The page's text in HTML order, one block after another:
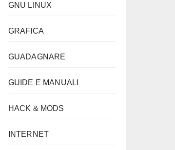
GNU LINUX
GRAFICA
GUADAGNARE
GUIDE E MANUALI
HACK & MODS
INTERNET